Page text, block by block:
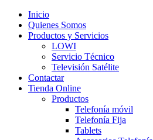
Inicio
Quienes Somos
Productos y Servicios
LOWI
Servicio Técnico
Televisión Satélite
Contactar
Tienda Online
Productos
Telefonía móvil
Telefonía Fija
Tablets